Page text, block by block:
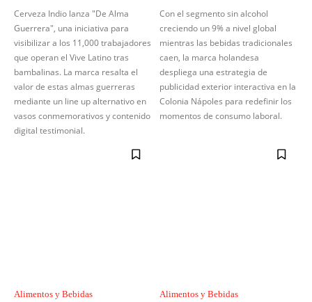
Cerveza Indio lanza "De Alma
Guerrera", una iniciativa para
visibilizar a los 11,000 trabajadores
que operan el Vive Latino tras
bambalinas. La marca resalta el
valor de estas almas guerreras
mediante un line up alternativo en
vasos conmemorativos y contenido
digital testimonial.
Con el segmento sin alcohol
creciendo un 9% a nivel global
mientras las bebidas tradicionales
caen, la marca holandesa
despliega una estrategia de
publicidad exterior interactiva en la
Colonia Nápoles para redefinir los
momentos de consumo laboral.
Alimentos y Bebidas Alimentos y Bebidas